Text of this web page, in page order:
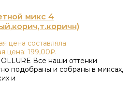
микс 4
цена составляла
цена: 199,00₽.
Все наши оттенки
подобраны и собраны в миксах,
и